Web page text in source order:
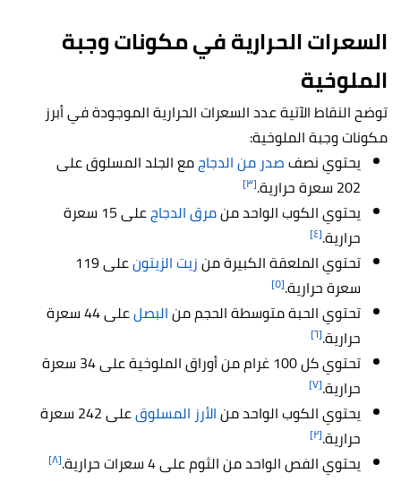
السعرات الحرارية في مكونات وجبة
الملوخية
توضح النقاط الآتية عدد السعرات الحرارية الموجودة في أبرز
مكونات وجبة الملوخية:
يحتوي نصفصدر من الدجاجمع الجلد المسلوق على
202 سعرة حرارية.
[٣]
يحتوي الكوب الواحد منمرق الدجاج
على 15 سعرة
حرارية.[٤]
تحتوي الملعقة الكبيرة منزيت الزيتون
على 119
سعرة حرارية.[٥]
تحتوي الحبة متوسطة الحجم منالبصل
على 44 سعرة
حرارية.[٦]
تحتوي كل 100 غرام من أوراق الملوخية على 34 سعرة
حرارية.[٧]
يحتوي الكوب الواحد منالأرز المسلوق
على 242 سعرة
حرارية.[٢]
يحتوي الفص الواحد من الثوم على 4 سعرات حرارية. [٨]